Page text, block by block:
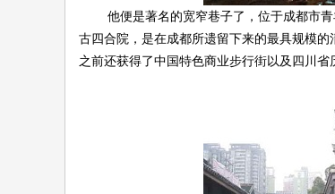
他便是著名的宽窄巷子了，位于成都市青
古四合院，是在成都所遗留下来的最具规模
之前还获得了中国特色商业步行街以及四川省